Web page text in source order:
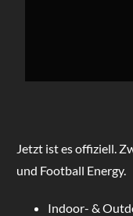
Jetzt ist es offiziell.
und Football Energy.
Indoor- &